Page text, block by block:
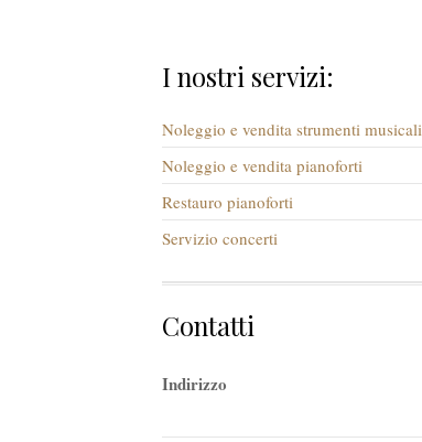
I nostri servizi:
Noleggio e vendita strumenti musicali
Noleggio e vendita pianoforti
Restauro pianoforti
Servizio concerti
Contatti
Indirizzo